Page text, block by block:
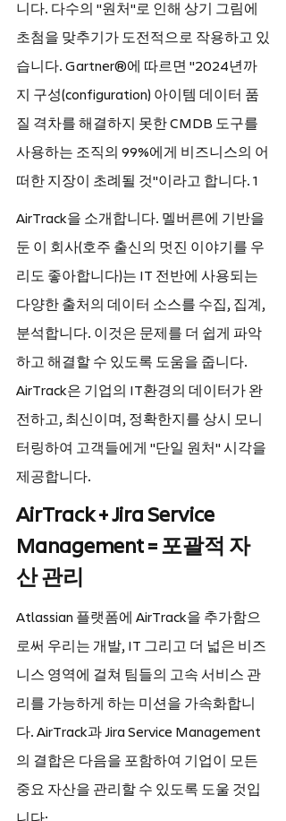
니다. 다수의 "원처"로 인해 상기 그림에
초첨을 맞추기가 도전적으로 작용하고 있
습니다. Gartner®에 따르면 "2024년까
지 구성(configuration) 아이템 데이터 품
질 격차를 해결하지 못한 CMDB 도구를
사용하는 조직의 99%에게 비즈니스의 어
떠한 지장이 초례될 것"이라고 합니다. 1
AirTrack을 소개합니다. 멜버른에 기반을
둔 이 회사(호주 출신의 멋진 이야기를 우
리도 좋아합니다)는 IT 전반에 사용되는
다양한 출처의 데이터 소스를 수집, 집계,
분석합니다. 이것은 문제를 더 쉽게 파악
하고 해결할 수 있도록 도움을 줍니다.
AirTrack은 기업의 IT환경의 데이터가 완
전하고, 최신이며, 정확한지를 상시 모니
터링하여 고객들에게 "단일 원처" 시각을
제공합니다.
AirTrack + Jira Service
Management = 포괄적 자
산 관리
Atlassian 플랫폼에 AirTrack을 추가함으
로써 우리는 개발, IT 그리고 더 넓은 비즈
니스 영역에 걸쳐 팀들의 고속 서비스 관
리를 가능하게 하는 미션을 가속화합니
다. AirTrack과 Jira Service Management
의 결합은 다음을 포함하여 기업이 모든
중요 자산을 관리할 수 있도록 도울 것입